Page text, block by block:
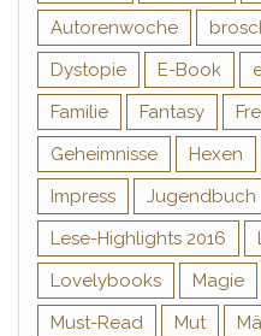
Autorenwoche
Dystopie
E-Book
Familie
Fantasy
Geheimnisse
Hexen
Impress
Jugendbuch
Lese-Highlights 2016
Lovelybooks
Magie
Must-Read
Mut